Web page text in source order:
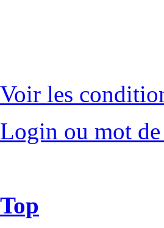
Voir les
Login ou mot de
Top